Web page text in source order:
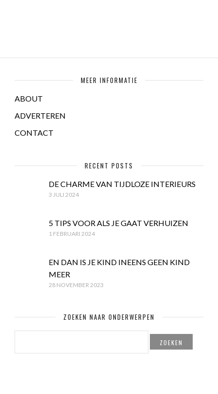
MEER INFORMATIE
ABOUT
ADVERTEREN
CONTACT
RECENT POSTS
DE CHARME VAN TIJDLOZE INTERIEURS
3 JULI 2024
5 TIPS VOOR ALS JE GAAT VERHUIZEN
1 FEBRUARI 2024
EN DAN IS JE KIND INEENS GEEN KIND
MEER
28 NOVEMBER 2023
ZOEKEN NAAR ONDERWERPEN
ZOEKEN